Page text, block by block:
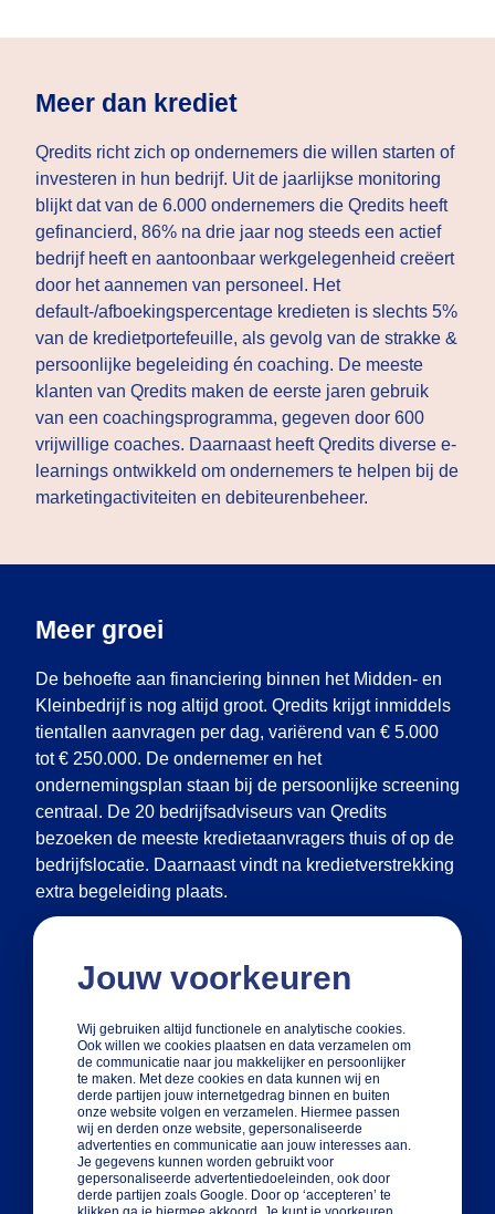
Jouw voorkeuren
Wij gebruiken altijd functionele en analytische cookies.
Ook willen we cookies plaatsen en data verzamelen om
de communicatie naar jou makkelijker en persoonlijker
te maken. Met deze cookies en data kunnen wij en
derde partijen jouw internetgedrag binnen en buiten
onze website volgen en verzamelen. Hiermee passen
wij en derden onze website, gepersonaliseerde
advertenties en communicatie aan jouw interesses aan.
Je gegevens kunnen worden gebruikt voor
gepersonaliseerde advertentiedoeleinden, ook door
derde partijen zoals Google. Door op ‘accepteren’ te
Meer dan krediet
Qredits richt zich op ondernemers die willen starten of
investeren in hun bedrijf. Uit de jaarlijkse monitoring
blijkt dat van de 6.000 ondernemers die Qredits heeft
gefinancierd, 86% na drie jaar nog steeds een actief
bedrijf heeft en aantoonbaar werkgelegenheid creëert
door het aannemen van personeel. Het
default-/afboekingspercentage kredieten is slechts 5%
van de kredietportefeuille, als gevolg van de strakke &
persoonlijke begeleiding én coaching. De meeste
klanten van Qredits maken de eerste jaren gebruik
van een coachingsprogramma, gegeven door 600
vrijwillige coaches. Daarnaast heeft Qredits diverse e-
learnings ontwikkeld om ondernemers te helpen bij de
marketingactiviteiten en debiteurenbeheer.
Meer groei
De behoefte aan financiering binnen het Midden- en
Kleinbedrijf is nog altijd groot. Qredits krijgt inmiddels
tientallen aanvragen per dag, variërend van € 5.000
tot € 250.000. De ondernemer en het
ondernemingsplan staan bij de persoonlijke screening
centraal. De 20 bedrijfsadviseurs van Qredits
bezoeken de meeste kredietaanvragers thuis of op de
bedrijfslocatie. Daarnaast vindt na kredietverstrekking
extra begeleiding plaats.
verder zal groeien in kredietvolume. Nog dit jaar zal
ondernemers te faciliteren bij tijdelijke
kredietbehoefte.